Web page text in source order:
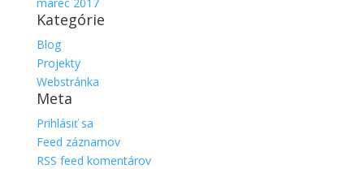
Kategórie
Blog
Projekty
Webstránka
Meta
Prihlásiť sa
Feed záznamov
RSS feed komentárov